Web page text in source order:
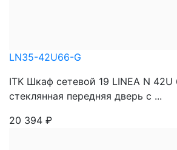
LN35-42U66-G
ITK Шкаф сетевой 19 LINEA N
стеклянная передняя дверь с ...
20 394 ₽